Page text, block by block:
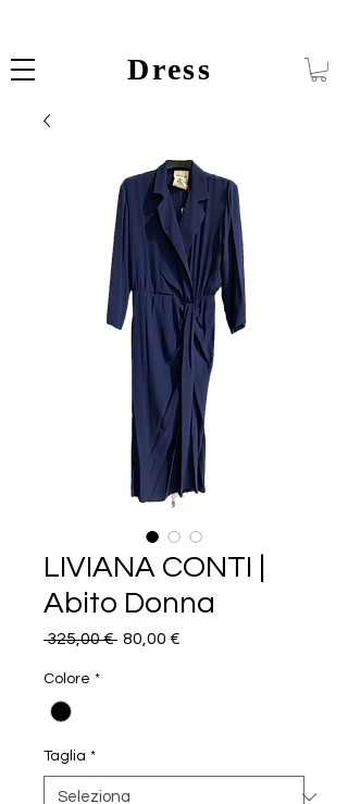
Dress
LIVIANA CONTI |
Abito Donna
325,00 € Prezzo
80,00 €
Colore *
Taglia *